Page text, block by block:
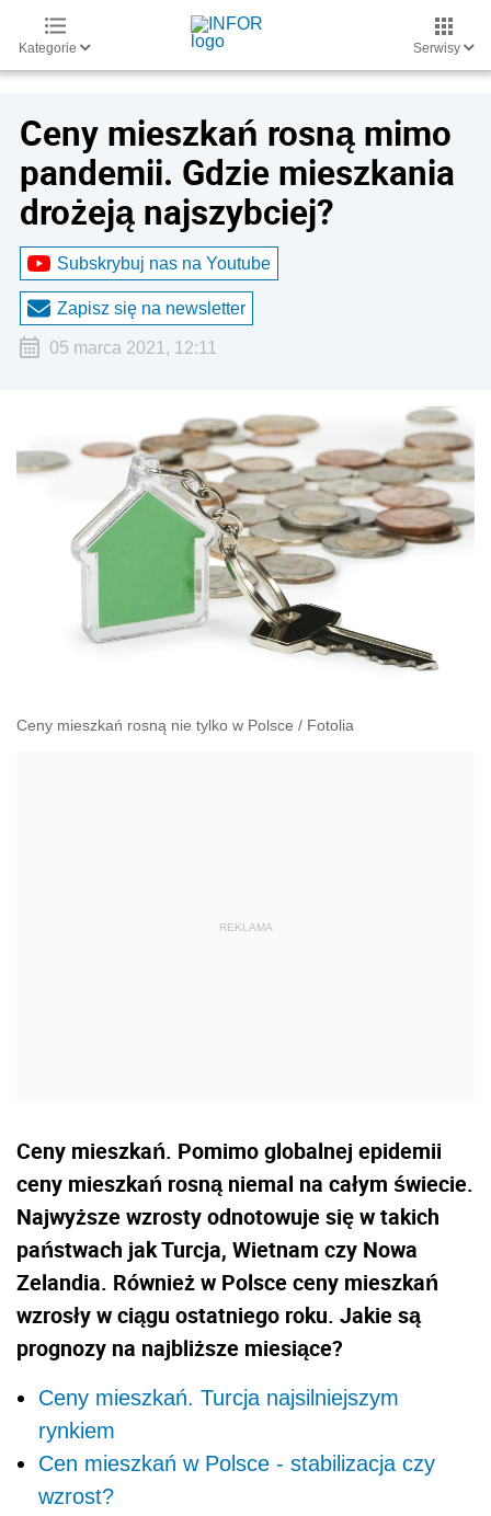
Kategorie Serwisy
Ceny mieszkań rosną mimo
pandemii. Gdzie mieszkania
drożeją najszybciej?
Subskrybuj nas na Youtube
Zapisz się na newsletter
05 marca 2021, 12:11
Ceny mieszkań rosną nie tylko w Polsce / Fotolia
Ceny mieszkań. Pomimo globalnej epidemii
ceny mieszkań rosną niemal na całym świecie.
Najwyższe wzrosty odnotowuje się w takich
państwach jak Turcja, Wietnam czy Nowa
Zelandia. Również w Polsce ceny mieszkań
wzrosły w ciągu ostatniego roku. Jakie są
prognozy na najbliższe miesiące?
Ceny mieszkań. Turcja najsilniejszym
rynkiem
Cen mieszkań w Polsce - stabilizacja czy
wzrost?